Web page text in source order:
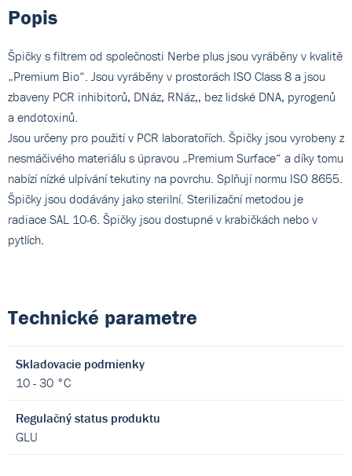
Popis
Špičky s filtrem od společnosti Nerbe plus jsou vyráběny v kvalitě
„Premium Bio“. Jsou vyráběny v prostorách ISO Class 8 a jsou
zbaveny PCR inhibitorů, DNáz, RNáz,, bez lidské DNA, pyrogenů
a endotoxinů.
Jsou určeny pro použití v PCR laboratořích. Špičky jsou vyrobeny z
nesmáčivého materiálu s úpravou „Premium Surface“ a díky tomu
nabízí nízké ulpívání tekutiny na povrchu. Splňují normu ISO 8655.
Špičky jsou dodávány jako sterilní. Sterilizační metodou je
radiace SAL 10-6. Špičky jsou dostupné v krabičkách nebo v
pytlích.
Technické parametre
Skladovacie podmienky
10 - 30 °C
Regulačný status produktu
GLU